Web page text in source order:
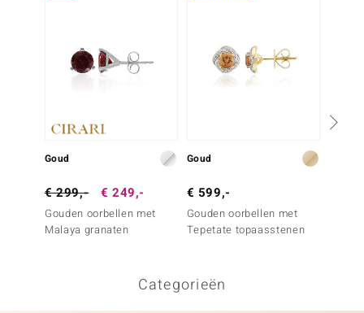
Goud
€ 299,- € 249,-
Gouden oorbellen met
Malaya granaten
Goud
€ 599,-
Gouden oorbellen met
Tepetate topaasstenen
Categorieën